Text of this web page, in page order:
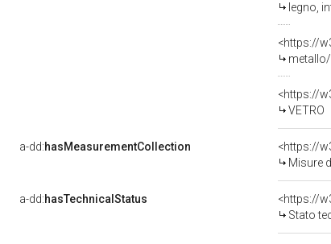
legno,
<https://
<https://
VETRO
a-dd:hasMeasurementCollection
<https://
Misure
a-dd:hasTechnicalStatus
<https://
Stato